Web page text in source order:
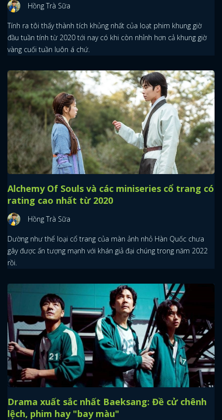
Hồng Trà Sữa
Tính ra tôi thấy thành tích khủng nhất của loạt phim khung giờ
đầu tuần tính từ 2020 tới nay có khi còn nhỉnh hơn cả khung giờ
vàng cuối tuần luôn á chứ.
Alchemy Of Souls và các miniseries cổ trang có
rating cao nhất từ 2020
Hồng Trà Sữa
Dường như thể loại cổ trang của màn ảnh nhỏ Hàn Quốc chưa
gây được ấn tượng mạnh với khán giả đại chúng trong năm 2022
rồi.
Drama xuất sắc nhất Baeksang: Đề cử chênh
lệch, phim hay "bay màu"